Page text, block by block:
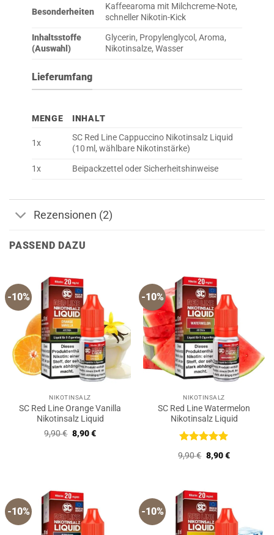
Besonderheiten
Kaffeearoma mit Milchcreme-Note,
schneller Nikotin-Kick
Inhaltsstoffe
(Auswahl)
Glycerin, Propylenglycol, Aroma,
Nikotinsalze, Wasser
Lieferumfang
MENGE INHALT
1x
SC Red Line Cappuccino Nikotinsalz Liquid
(10 ml, wählbare Nikotinstärke)
1x
Beipackzettel oder Sicherheitshinweise
Rezensionen (2)
PASSEND DAZU
-10%
NIKOTINSALZ
SC Red Line Orange Vanilla
Nikotinsalz Liquid
9,90€ Ursprünglicher
Preis
8,90€Aktueller
-10%
NIKOTINSALZ
SC Red Line Watermelon
Nikotinsalz Liquid
Bewertet
mit 5 von
9,90€ Ursprünglicher
Preis
8,90€Aktueller
-10% -10%